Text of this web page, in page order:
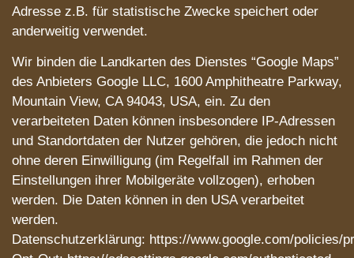
Adresse z.B. für statistische Zwecke speichert oder
anderweitig verwendet.
Wir binden die Landkarten des Dienstes “Google Maps”
des Anbieters Google LLC, 1600 Amphitheatre Parkway,
Mountain View, CA 94043, USA, ein. Zu den
verarbeiteten Daten können insbesondere IP-Adressen
und Standortdaten der Nutzer gehören, die jedoch nicht
ohne deren Einwilligung (im Regelfall im Rahmen der
Einstellungen ihrer Mobilgeräte vollzogen), erhoben
werden. Die Daten können in den USA verarbeitet
werden.
Datenschutzerklärung: https://www.google.com/policies/